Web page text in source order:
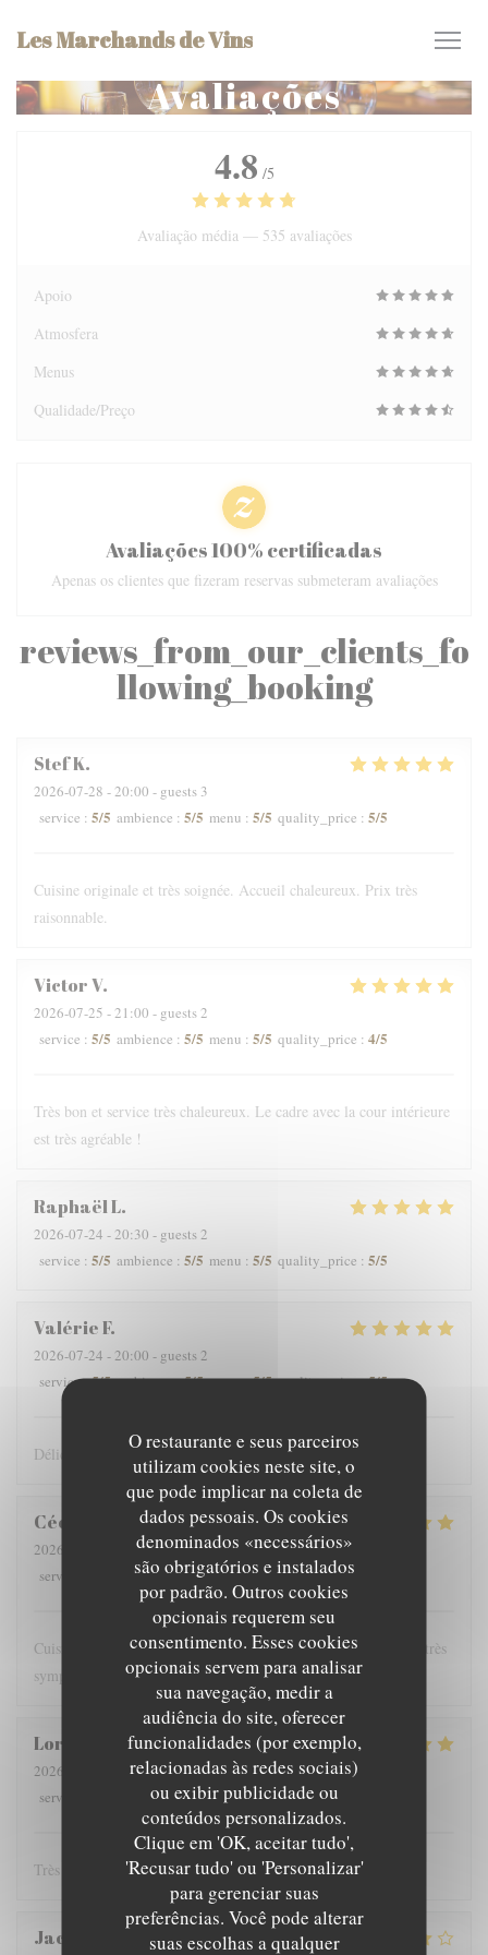
O restaurante e seus parceiros
utilizam cookies neste site, o
que pode implicar na coleta de
dados pessoais. Os cookies
denominados «necessários»
são obrigatórios e instalados
por padrão. Outros cookies
opcionais requerem seu
consentimento. Esses cookies
opcionais servem para analisar
sua navegação, medir a
audiência do site, oferecer
funcionalidades (por exemplo,
relacionadas às redes sociais)
ou exibir publicidade ou
conteúdos personalizados.
Clique em 'OK, aceitar tudo',
'Recusar tudo' ou 'Personalizar'
para gerenciar suas
preferências. Você pode alterar
suas escolhas a qualquer
Les Marchands de Vins
Avaliações
reviews_from_our_clients_fo
llowing_booking
StefK
2026-07-28 - 20:00 - guests 3
service : 5/5 ambience : 5/5 menu : 5/5 quality_price : 5/5
Cuisine originale et très soignée. Accueil chaleureux. Prix très
raisonnable.
VictorV
2026-07-25 - 21:00 - guests 2
service : 5/5 ambience : 5/5 menu : 5/5 quality_price : 4/5
Très bon et service très chaleureux. Le cadre avec la cour intérieure
est très agréable !
RaphaëlL
2026-07-24 - 20:30 - guests 2
service : 5/5 ambience : 5/5 menu : 5/5 quality_price : 5/5
ValérieF
2026-07-24 - 20:00 - guests 2
service:5/5 ambience:5/5 menu:5/5 quality_price:5/5
Délicieux comme toujours
Cécile
2026-07-21
- 19:00 - guests 2
service
ambience:5/5 menu:5 /5 quality_price
Cuisine goûteuse produits de saison frais jolies assiettes service très
sympathique bons vins
Lorraine
2026-07-21
- 20:00 - guests 2
service
ambience :5/5 menu:5/5 quality_price
Très bon et service sympa !
Jacques
4.8 /5
Avaliação média — 535 avaliações
Apoio
Atmosfera
Menus
Qualidade/Preço
Avaliações 100% certificadas
Apenas os clientes que fizeram reservas submeteram avaliações